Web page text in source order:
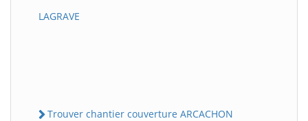
LAGRAVE
Trouver chantier couverture ARCACHON